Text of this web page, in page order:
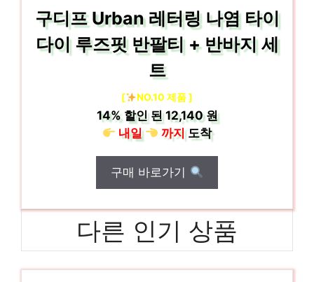
구디프 Urban 레터링 나염 타이
다이 루즈핏 반팔티 + 반바지 세
트
[ NO.10 제품 ]
14%할인 된12,140 원
내일
까지도착
구매 바로가기
다른 인기 상품